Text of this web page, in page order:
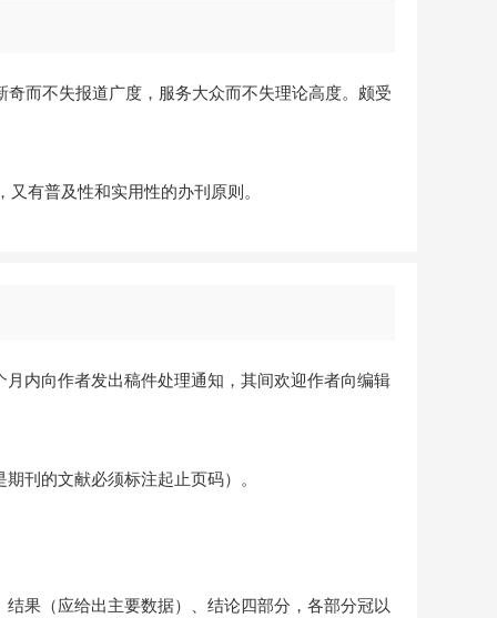
而不失报道广度，服务大众而不失理论高度。颇受
有普及性和实用性的办刊原则。
内向作者发出稿件处理通知，其间欢迎作者向编辑
刊的文献必须标注起止页码）。
果（应给出主要数据）、结论四部分，各部分冠以